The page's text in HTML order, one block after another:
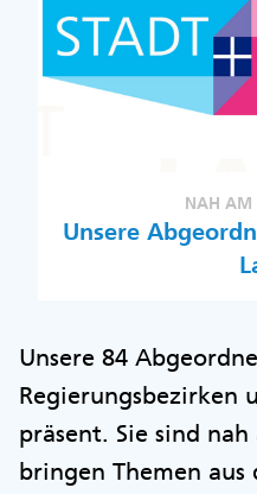
NAH AM
Unsere
Unsere 84
Regierungsbezirken
präsent. Sie sind
bringen Themen aus